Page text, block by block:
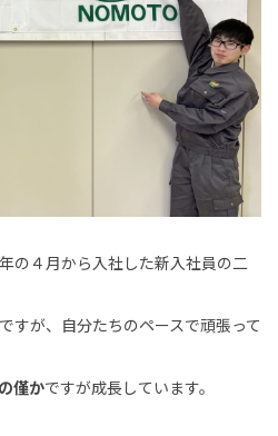
の４月から入社した新入社員の二
すが、自分たちのペースで頑張って
僅かですが成長しています。